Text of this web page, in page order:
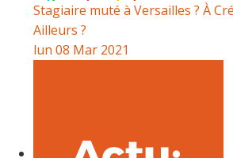
Stagiaire muté à Versailles ? À
Ailleurs ?
lun 08 Mar 2021